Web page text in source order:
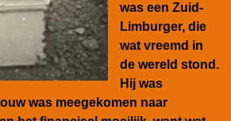
was een Zuid-
Limburger, die
wat vreemd in
de wereld stond.
Hij was
was meegekomen naar